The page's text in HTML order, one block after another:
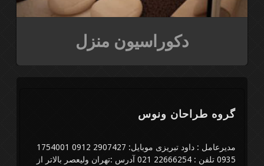
دکوراسیون منزل
گروه طراحان ونوس
مدیرعامل : داود تبریزی موبایل: 2907427 0912 1754001
0935 تلفن : 22666254 021 آدرس :تهران ولیعصر بالاتر از